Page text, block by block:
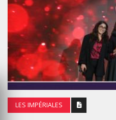
LES IMPÉRIALES